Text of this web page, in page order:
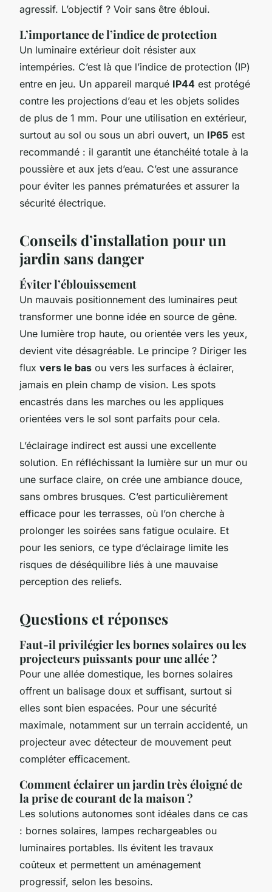
agressif. L’objectif ? Voir sans être ébloui.
L’importance de l’indice de protection
Un luminaire extérieur doit résister aux
intempéries. C’est là que l’indice de protection (IP)
entre en jeu. Un appareil marqué IP44 est protégé
contre les projections d’eau et les objets solides
de plus de 1 mm. Pour une utilisation en extérieur,
surtout au sol ou sous un abri ouvert, un IP65 est
recommandé : il garantit une étanchéité totale à la
poussière et aux jets d’eau. C’est une assurance
pour éviter les pannes prématurées et assurer la
sécurité électrique.
Conseils d’installation pour un
jardin sans danger
Éviter l’éblouissement
Un mauvais positionnement des luminaires peut
transformer une bonne idée en source de gêne.
Une lumière trop haute, ou orientée vers les yeux,
devient vite désagréable. Le principe ? Diriger les
flux vers le bas ou vers les surfaces à éclairer,
jamais en plein champ de vision. Les spots
encastrés dans les marches ou les appliques
orientées vers le sol sont parfaits pour cela.
L’éclairage indirect est aussi une excellente
solution. En réfléchissant la lumière sur un mur ou
une surface claire, on crée une ambiance douce,
sans ombres brusques. C’est particulièrement
efficace pour les terrasses, où l’on cherche à
prolonger les soirées sans fatigue oculaire. Et
pour les seniors, ce type d’éclairage limite les
risques de déséquilibre liés à une mauvaise
perception des reliefs.
Questions et réponses
Faut-il privilégier les bornes solaires ou les
projecteurs puissants pour une allée ?
Pour une allée domestique, les bornes solaires
offrent un balisage doux et suffisant, surtout si
elles sont bien espacées. Pour une sécurité
maximale, notamment sur un terrain accidenté, un
projecteur avec détecteur de mouvement peut
compléter efficacement.
Comment éclairer un jardin très éloigné de
la prise de courant de la maison ?
Les solutions autonomes sont idéales dans ce cas
: bornes solaires, lampes rechargeables ou
luminaires portables. Ils évitent les travaux
coûteux et permettent un aménagement
progressif, selon les besoins.